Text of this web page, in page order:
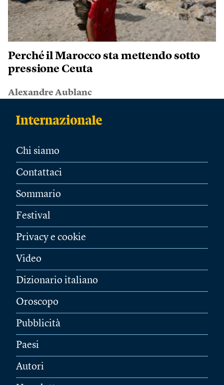
Perché il Marocco sta mettendo sotto
pressione Ceuta
Alexandre Aublanc
Chi siamo
Contattaci
Sommario
Festival
Privacy e cookie
Video
Dizionario italiano
Oroscopo
Pubblicità
Paesi
Autori